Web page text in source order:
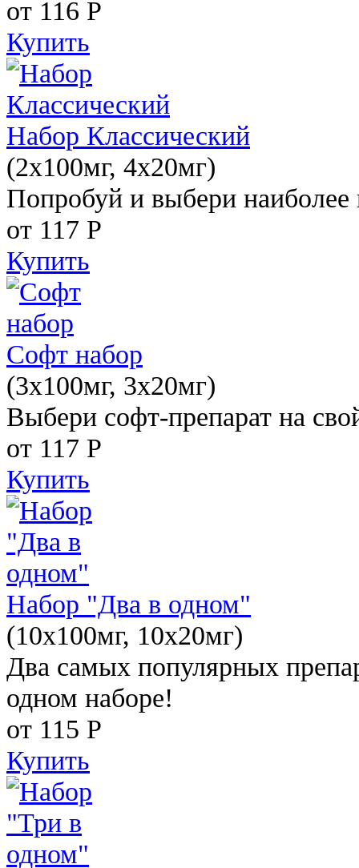
от 116 Р
Купить
Набор Классический
(2x100мг, 4x20мг)
Попробуй и выбери наиболее
от 117 Р
Купить
Софт набор
(3x100мг, 3x20мг)
Выбери софт-препарат на
от 117 Р
Купить
Набор "Два в одном"
(10x100мг, 10x20мг)
Два самых популярных
одном наборе!
от 115 Р
Купить